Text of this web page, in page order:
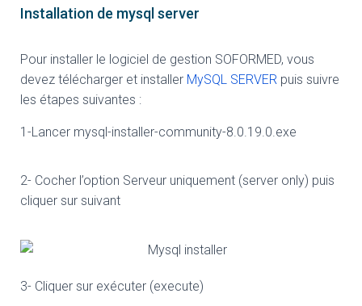
Installation de mysql server
Pour installer le logiciel de gestion SOFORMED, vous
devez télécharger et installer MySQL SERVER puis suivre
les étapes suivantes :
1-Lancer mysql-installer-community-8.0.19.0.exe
2- Cocher l’option Serveur uniquement (server only) puis
cliquer sur suivant
3- Cliquer sur exécuter (execute)